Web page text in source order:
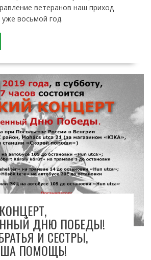
ветеранов наш приход
восьмой год.
ДНЮ ПОБЕДЫ!
И СЕСТРЫ,
ПОМОЩЬ!